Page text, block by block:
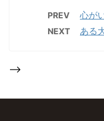
PREV 心が
NEXT ある
-->